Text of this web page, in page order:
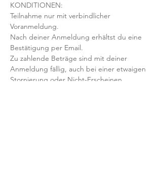
KONDITIONEN:
Teilnahme nur mit verbindlicher
Voranmeldung.
Nach deiner Anmeldung erhältst du eine
Bestätigung per Email.
Zu zahlende Beträge sind mit deiner
Anmeldung fällig, auch bei einer etwaigen
Stornierung oder Nicht-Erscheinen.